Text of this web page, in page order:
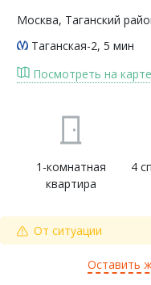
Москва, Таганский
Таганская-2, 5 мин
Посмотреть на карте
1-комнатная
квартира
4
От ситуации
Оставить